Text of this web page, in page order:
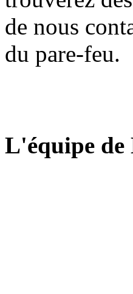
de nous
du pare-feu.
L'équipe de